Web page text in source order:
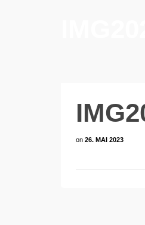
on 26. MAI 2023